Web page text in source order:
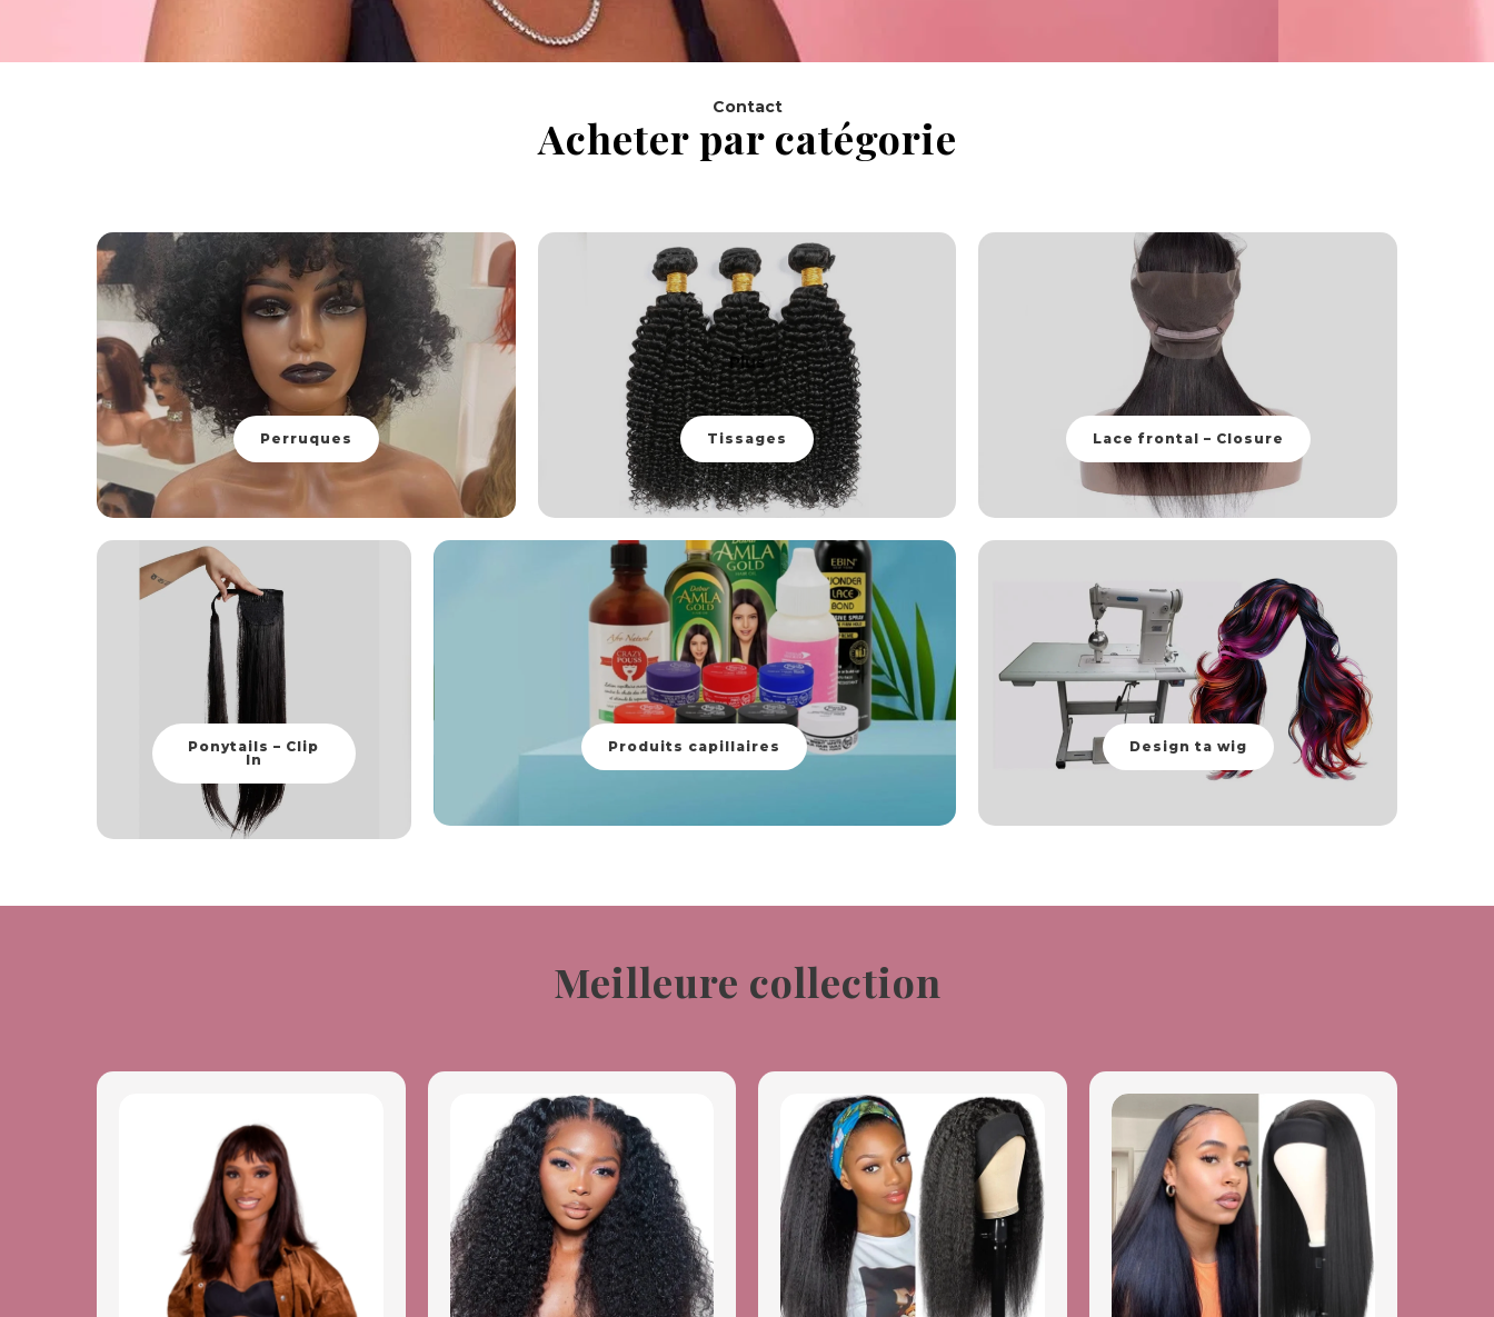
Contact
Plus
Acheter par catégorie
Perruques Tissages Lace frontal – Closure
Ponytails – Clip
In
Produits capillaires Design ta wig
Meilleure collection